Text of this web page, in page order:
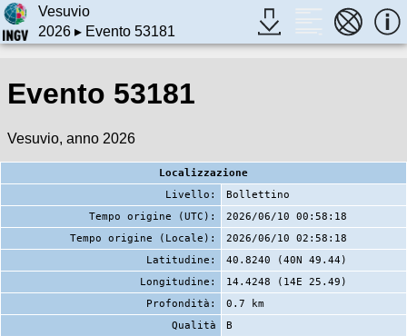
Vesuvio
2026▸ Evento 53181
Evento 53181
Vesuvio, anno 2026
Localizzazione
Livello:
Bollettino
Tempo origine (UTC):
2026/06/10 00:58:18
Tempo origine (Locale):
2026/06/10 02:58:18
Latitudine:
40.8240 (40N 49.44)
Longitudine:
14.4248 (14E 25.49)
Profondità:
0.7 km
Qualità
B